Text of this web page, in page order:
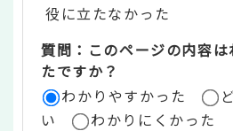
リ
ア
役に立たなかった
質問：このページの内容は
たですか？
わかりやすかった
い
わかりにくかった